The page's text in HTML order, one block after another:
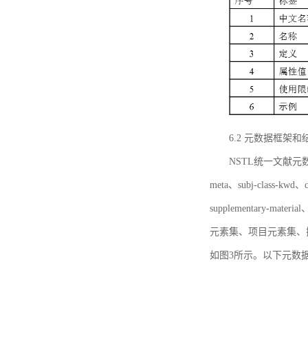
6.2 元数据框架和
NSTL统一文献元
meta、subj-class-kwd
supplementary-
元素集、项目元素集
如图3所示。以下元数